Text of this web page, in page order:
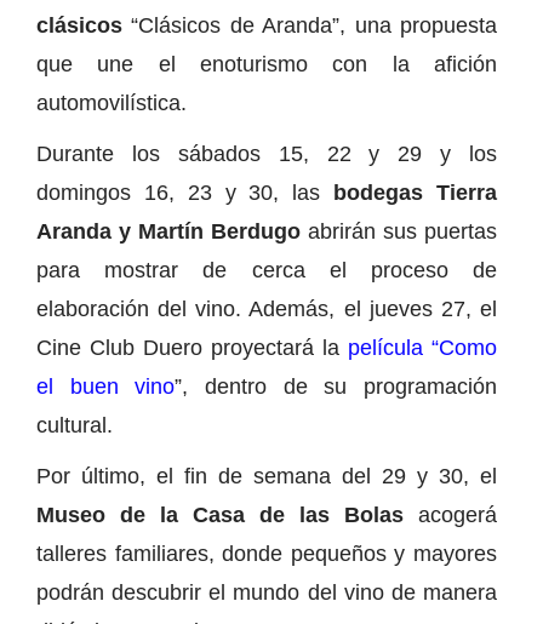
clásicos“Clásicos de Aranda”, una propuesta
que une el enoturismo con la afición
automovilística.
Durante los sábados 15, 22 y 29 y los
domingos 16, 23 y 30, las bodegas Tierra
Aranda y Martín Berdugo abrirán sus puertas
para mostrar de cerca el proceso de
elaboración del vino. Además, el jueves 27, el
Cine Club Duero proyectará la película “Como
el buen vino”, dentro de su programación
cultural.
Por último, el fin de semana del 29 y 30, el
Museo de la Casa de las Bolas acogerá
talleres familiares, donde pequeños y mayores
podrán descubrir el mundo del vino de manera